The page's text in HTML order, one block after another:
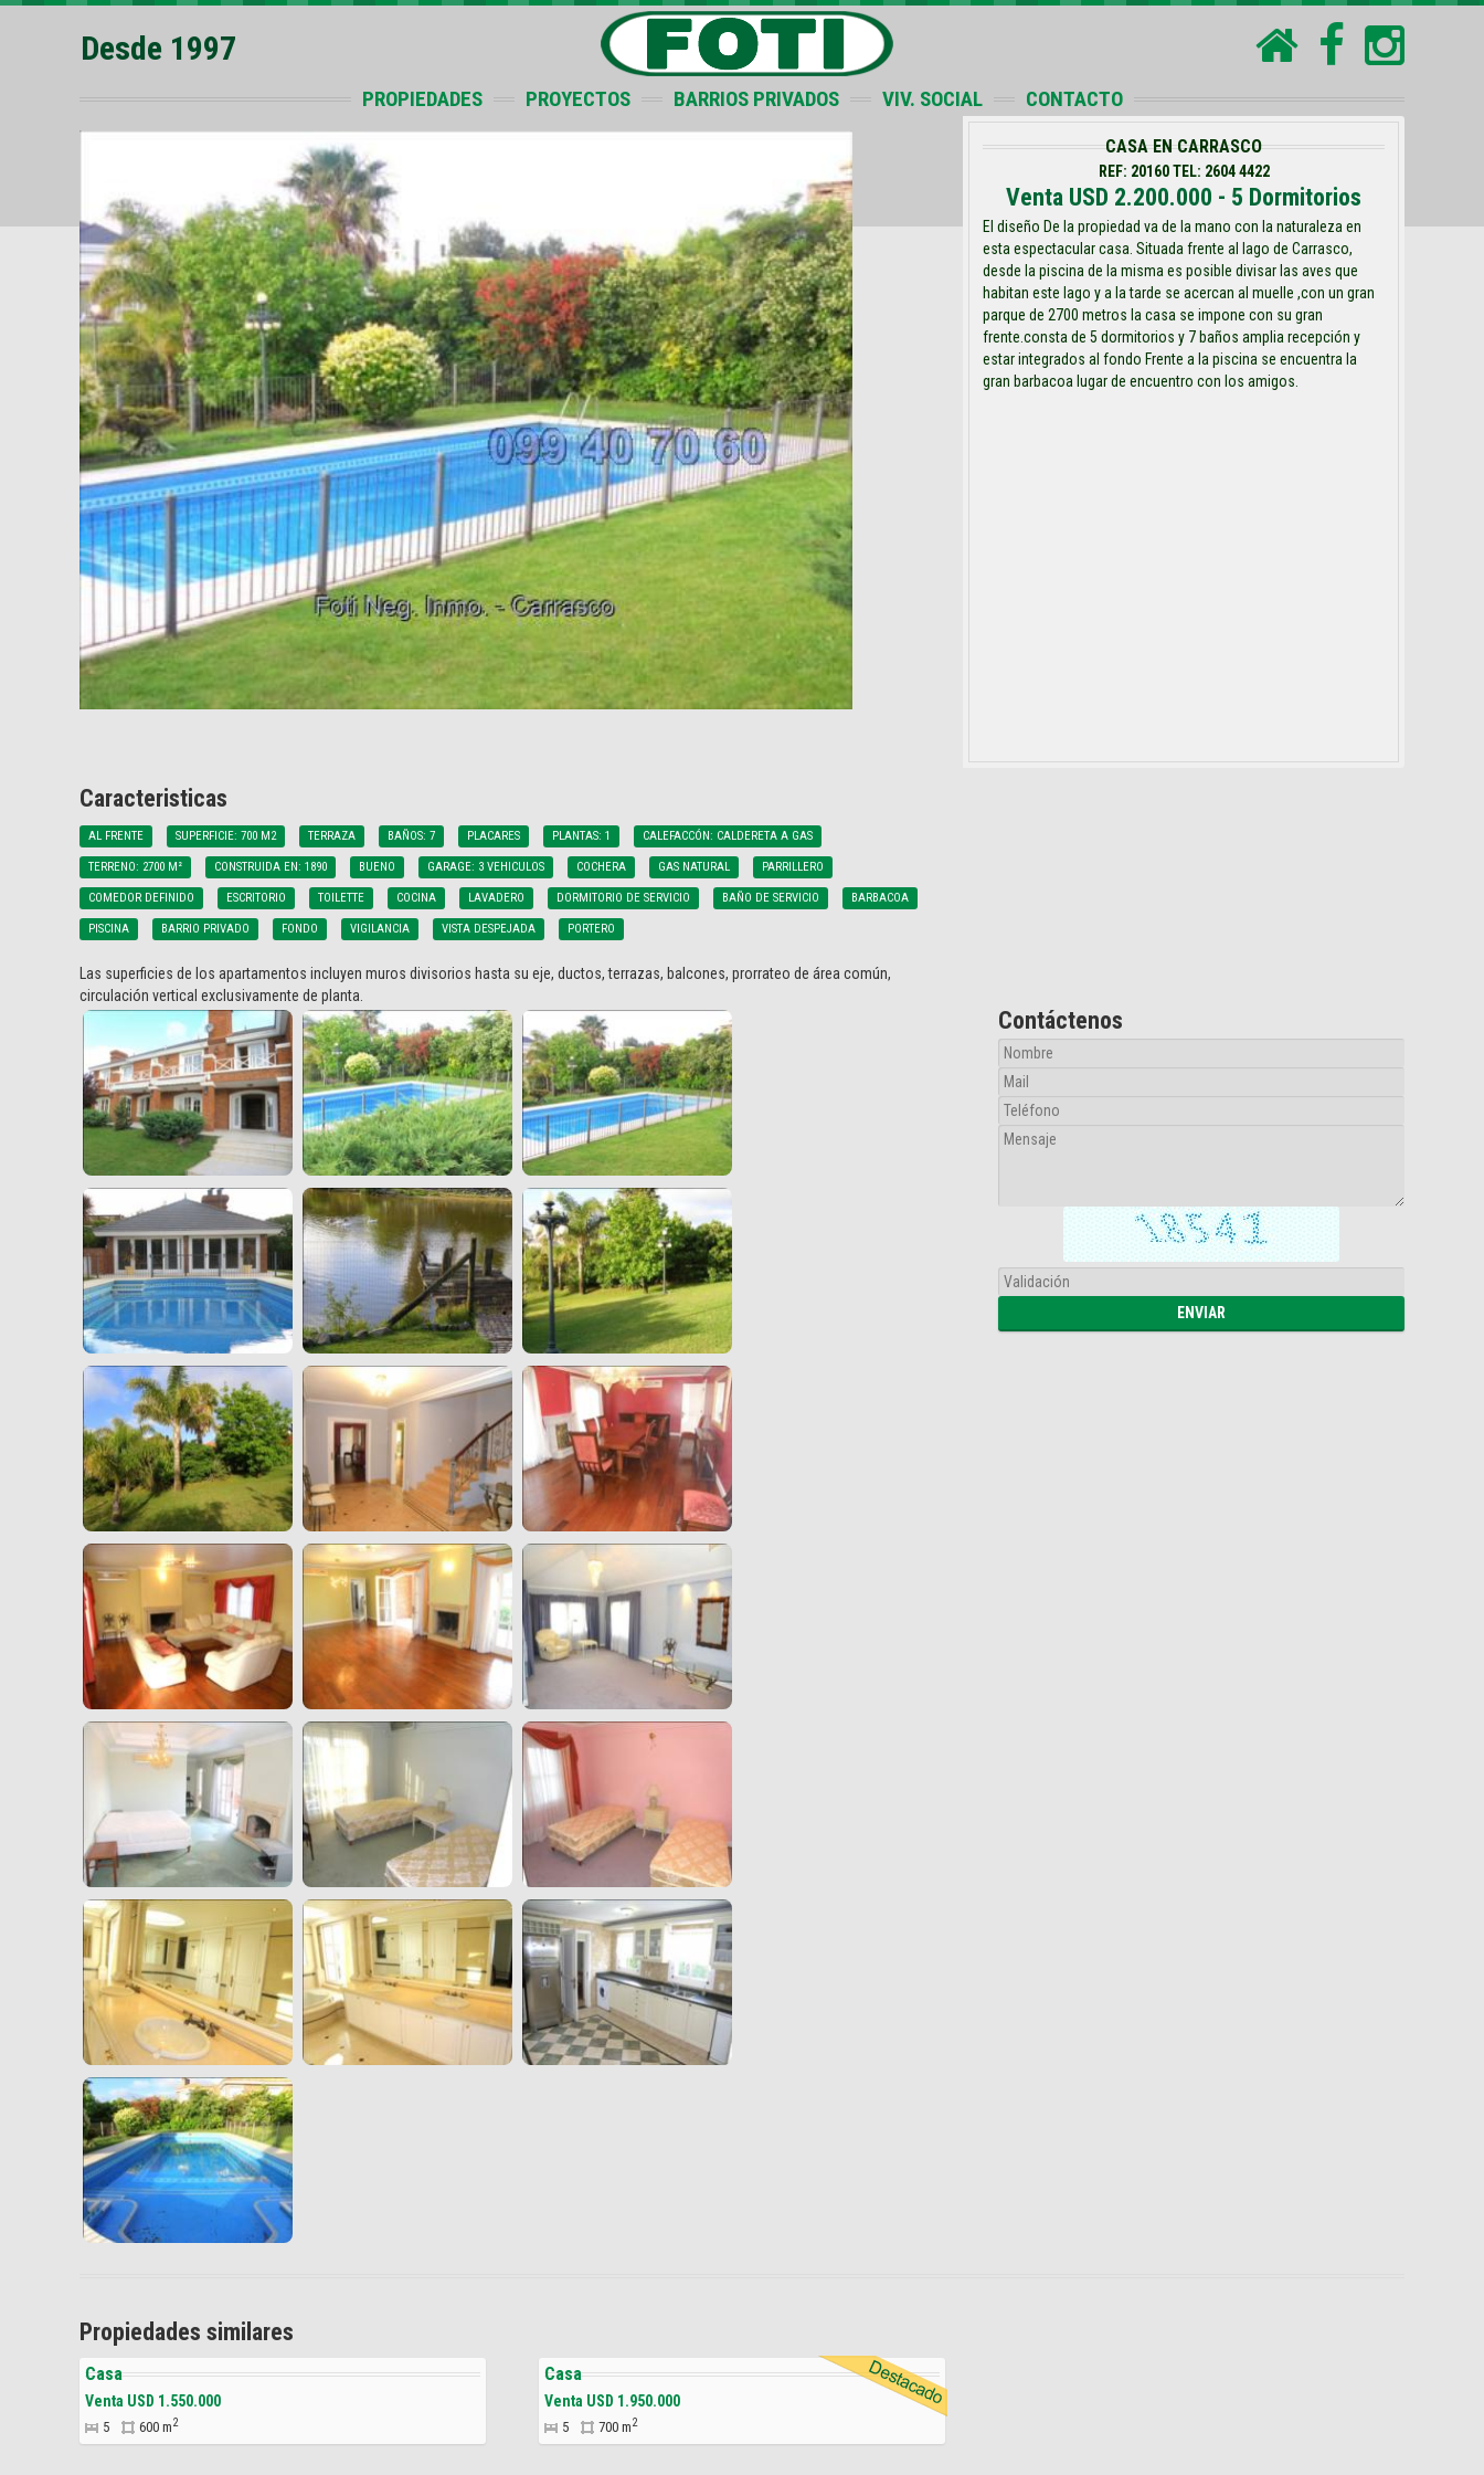
Desde 1997
PROPIEDADES PROYECTOS BARRIOS PRIVADOS VIV. SOCIAL CONTACTO
CASA EN CARRASCO
REF: 20160 TEL: 2604 4422
Venta USD 2.200.000 - 5 Dormitorios
El diseño De la propiedad va de la mano con la naturaleza en
esta espectacular casa. Situada frente al lago de Carrasco,
desde la piscina de la misma es posible divisar las aves que
habitan este lago y a la tarde se acercan al muelle ,con un gran
parque de 2700 metros la casa se impone con su gran
frente.consta de 5 dormitorios y 7 baños amplia recepción y
estar integrados al fondo Frente a la piscina se encuentra la
gran barbacoa lugar de encuentro con los amigos.
Caracteristicas
AL FRENTE SUPERFICIE: 700 M2 TERRAZA BAÑOS: 7 PLACARES PLANTAS: 1 CALEFACCÓN: CALDERETA A GAS
TERRENO: 2700 M² CONSTRUIDA EN: 1890 BUENO GARAGE: 3 VEHICULOS COCHERA GAS NATURAL PARRILLERO
COMEDOR DEFINIDO ESCRITORIO TOILETTE COCINA LAVADERO DORMITORIO DE SERVICIO BAÑO DE SERVICIO BARBACOA
PISCINA BARRIO PRIVADO FONDO VIGILANCIA VISTA DESPEJADA PORTERO
Las superficies de los apartamentos incluyen muros divisorios hasta su eje, ductos, terrazas, balcones, prorrateo de área común,
circulación vertical exclusivamente de planta.
Contáctenos
Propiedades similares
Casa
Venta USD 1.550.000
5 600 m2
Casa
Venta USD 1.950.000
5 700 m2